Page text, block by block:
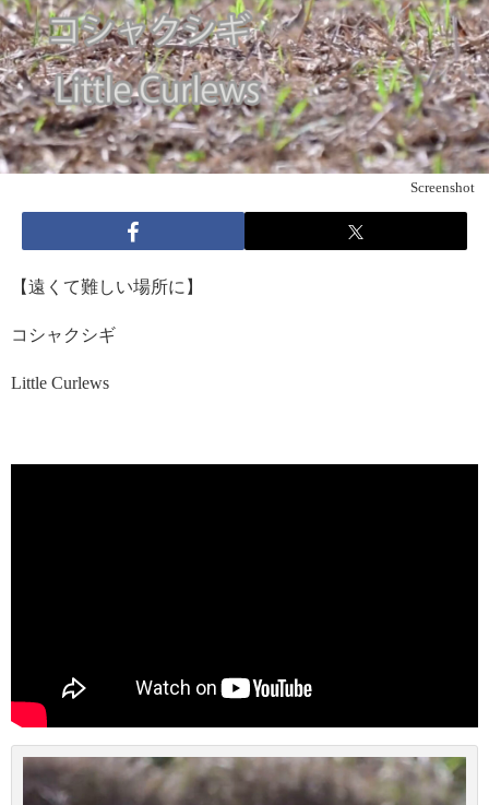
Screenshot
【遠くて難しい場所に】
コシャクシギ
Little Curlews